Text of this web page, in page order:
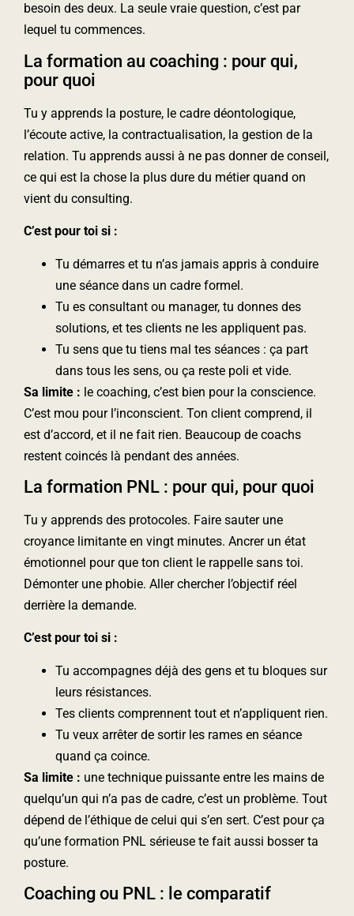
besoin des deux. La seule vraie question, c’est par
lequel tu commences.
La formation au coaching : pour qui,
pour quoi
Tu y apprends la posture, le cadre déontologique,
l’écoute active, la contractualisation, la gestion de la
relation. Tu apprends aussi à ne pas donner de conseil,
ce qui est la chose la plus dure du métier quand on
vient du consulting.
C’est pour toi si :
Tu démarres et tu n’as jamais appris à conduire
une séance dans un cadre formel.
Tu es consultant ou manager, tu donnes des
solutions, et tes clients ne les appliquent pas.
Tu sens que tu tiens mal tes séances : ça part
dans tous les sens, ou ça reste poli et vide.
Sa limite : le coaching, c’est bien pour la conscience.
C’est mou pour l’inconscient. Ton client comprend, il
est d’accord, et il ne fait rien. Beaucoup de coachs
restent coincés là pendant des années.
La formation PNL : pour qui, pour quoi
Tu y apprends des protocoles. Faire sauter une
croyance limitante en vingt minutes. Ancrer un état
émotionnel pour que ton client le rappelle sans toi.
Démonter une phobie. Aller chercher l’objectif réel
derrière la demande.
C’est pour toi si :
Tu accompagnes déjà des gens et tu bloques sur
leurs résistances.
Tes clients comprennent tout et n’appliquent rien.
Tu veux arrêter de sortir les rames en séance
quand ça coince.
Sa limite : une technique puissante entre les mains de
quelqu’un qui n’a pas de cadre, c’est un problème. Tout
dépend de l’éthique de celui qui s’en sert. C’est pour ça
qu’une formation PNL sérieuse te fait aussi bosser ta
posture.
Coaching ou PNL : le comparatif